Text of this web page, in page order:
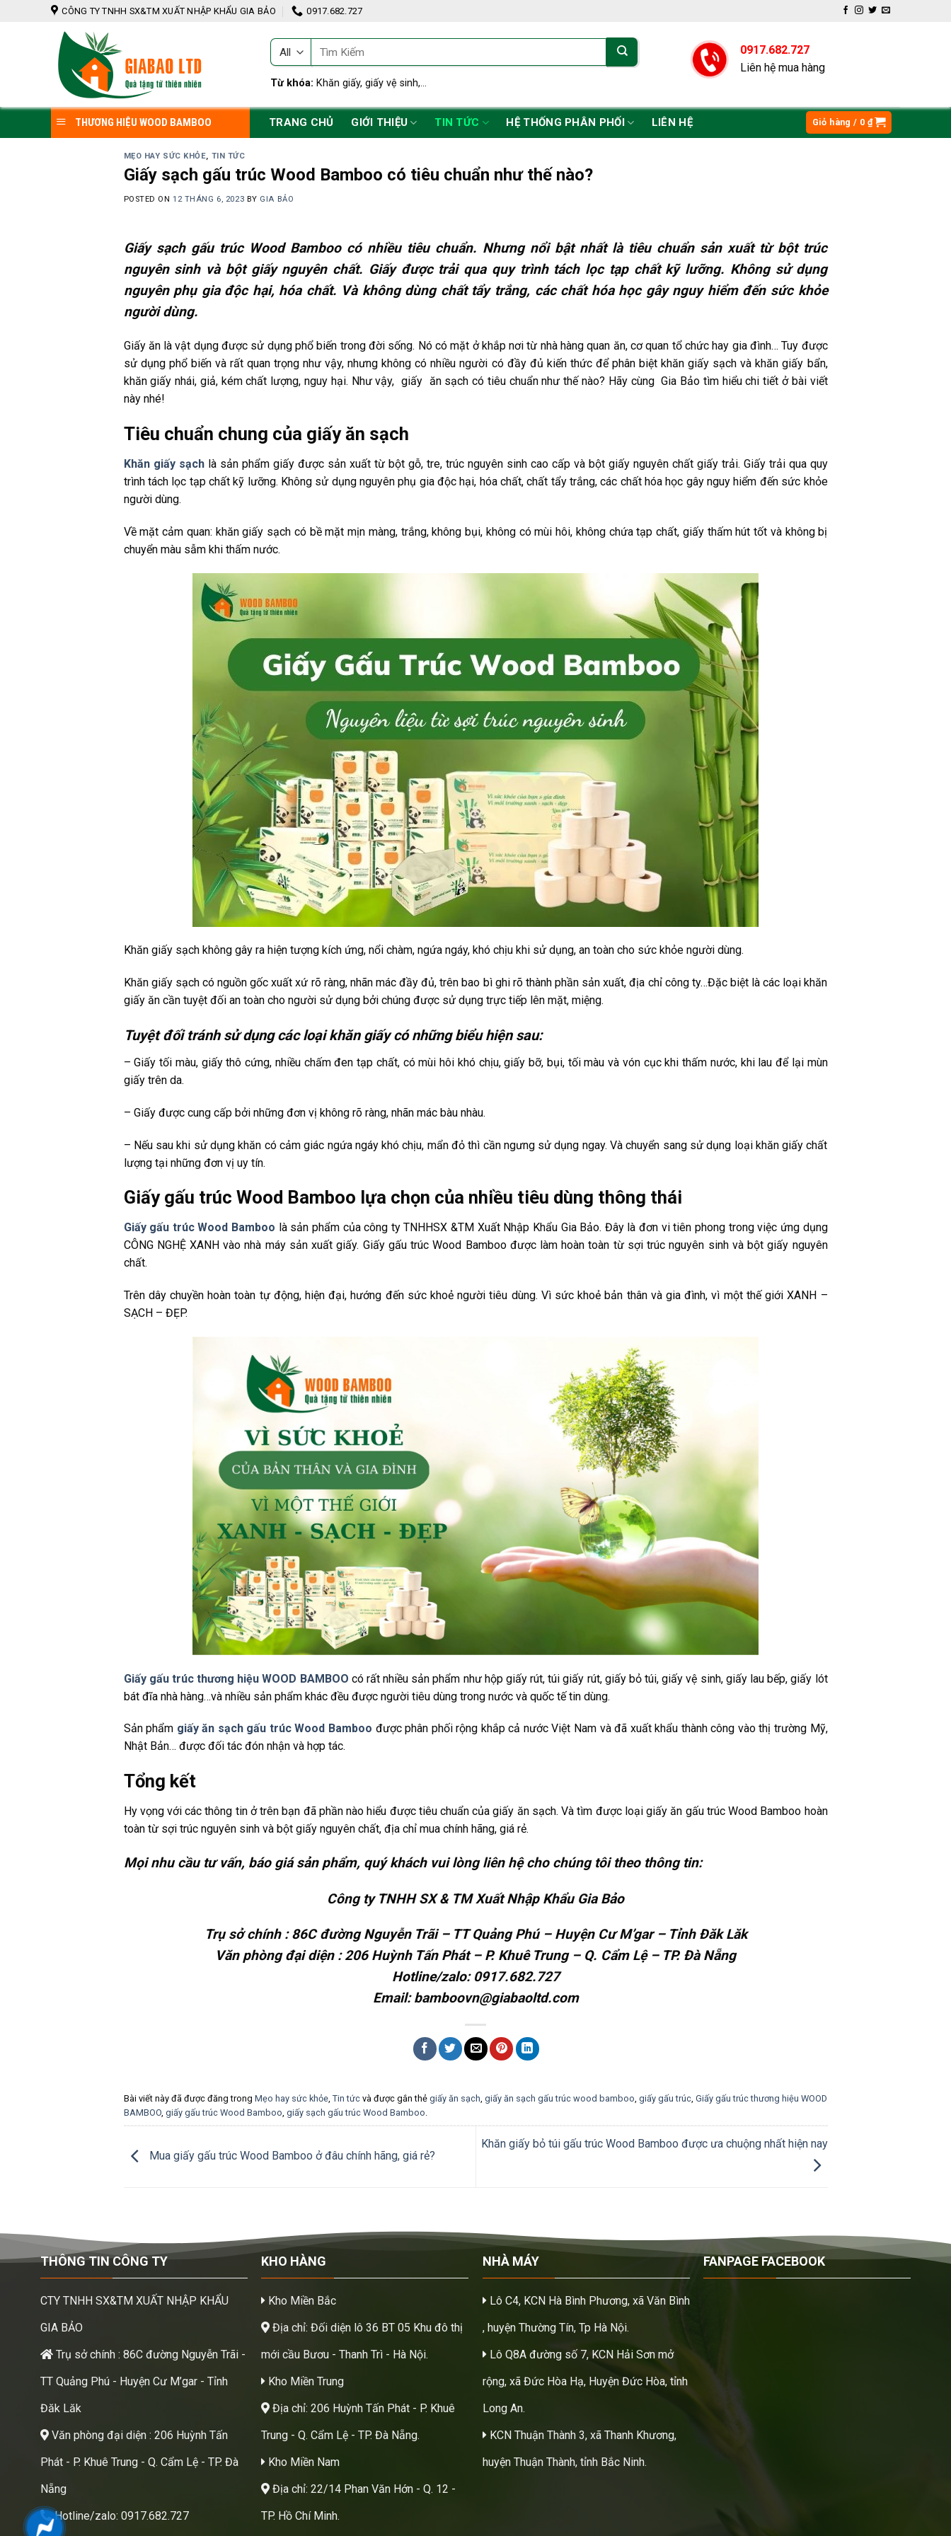
CÔNG TY TNHH SX&TM XUẤT NHẬP KHẨU GIA BẢO 0917.682.727
Tìm
Từ khóa: Khăn giấy, giấy vệ sinh,...
0917.682.727
Liên hệ mua hàng
THƯƠNG HIỆU WOOD BAMBOO TRANG CHỦ GIỚI THIỆU TIN TỨC HỆ THỐNG PHÂN PHỐI LIÊN HỆ Giỏ hàng / 0 ₫
MẸO HAY SỨC KHỎE, TIN TỨC
Giấy sạch gấu trúc Wood Bamboo có tiêu chuẩn như thế nào?
POSTED ON12 THÁNG 6, 2023 BY GIA BẢO
Giấy sạch gấu trúc Wood Bamboo có nhiều tiêu chuẩn. Nhưng nổi bật nhất là tiêu chuẩn sản xuất từ bột trúc
nguyên sinh và bột giấy nguyên chất. Giấy được trải qua quy trình tách lọc tạp chất kỹ lưỡng. Không sử dụng
nguyên phụ gia độc hại, hóa chất. Và không dùng chất tẩy trắng, các chất hóa học gây nguy hiểm đến sức khỏe
người dùng.
Giấy ăn là vật dụng được sử dụng phổ biến trong đời sống. Nó có mặt ở khắp nơi từ nhà hàng quan ăn, cơ quan tổ chức hay gia đình… Tuy được
sử dụng phổ biến và rất quan trọng như vậy, nhưng không có nhiều người có đầy đủ kiến thức để phân biệt khăn giấy sạch và khăn giấy bẩn,
khăn giấy nhái, giả, kém chất lượng, nguy hại. Như vậy, giấy ăn sạch có tiêu chuẩn như thế nào? Hãy cùng Gia Bảo tìm hiểu chi tiết ở bài viết
này nhé!
Tiêu chuẩn chung của giấy ăn sạch
Khăn giấy sạchlà sản phẩm giấy được sản xuất từ bột gỗ, tre, trúc nguyên sinh cao cấp và bột giấy nguyên chất giấy trải. Giấy trải qua quy
trình tách lọc tạp chất kỹ lưỡng. Không sử dụng nguyên phụ gia độc hại, hóa chất, chất tẩy trắng, các chất hóa học gây nguy hiểm đến sức khỏe
người dùng.
Về mặt cảm quan: khăn giấy sạch có bề mặt mịn màng, trắng, không bụi, không có mùi hôi, không chứa tạp chất, giấy thấm hút tốt và không bị
chuyển màu sẫm khi thấm nước.
Khăn giấy sạch không gây ra hiện tượng kích ứng, nổi chàm, ngứa ngáy, khó chịu khi sử dụng, an toàn cho sức khỏe người dùng.
Khăn giấy sạch có nguồn gốc xuất xứ rõ ràng, nhãn mác đầy đủ, trên bao bì ghi rõ thành phần sản xuất, địa chỉ công ty…Đặc biệt là các loại khăn
giấy ăn cần tuyệt đối an toàn cho người sử dụng bởi chúng được sử dụng trực tiếp lên mặt, miệng.
Tuyệt đối tránh sử dụng các loại khăn giấy có những biểu hiện sau:
– Giấy tối màu, giấy thô cứng, nhiều chấm đen tạp chất, có mùi hôi khó chịu, giấy bỡ, bụi, tối màu và vón cục khi thấm nước, khi lau để lại mùn
giấy trên da.
– Giấy được cung cấp bởi những đơn vị không rõ ràng, nhãn mác bàu nhàu.
– Nếu sau khi sử dụng khăn có cảm giác ngứa ngáy khó chịu, mẩn đỏ thì cần ngưng sử dụng ngay. Và chuyển sang sử dụng loại khăn giấy chất
lượng tại những đơn vị uy tín.
Giấy gấu trúc Wood Bamboo lựa chọn của nhiều tiêu dùng thông thái
Giấy gấu trúc Wood Bamboo là sản phẩm của công ty TNHHSX &TM Xuất Nhập Khẩu Gia Bảo. Đây là đơn vi tiên phong trong việc ứng dụng
CÔNG NGHỆ XANH vào nhà máy sản xuất giấy. Giấy gấu trúc Wood Bamboo được làm hoàn toàn từ sợi trúc nguyên sinh và bột giấy nguyên
chất.
Trên dây chuyền hoàn toàn tự động, hiện đại, hướng đến sức khoẻ người tiêu dùng. Vì sức khoẻ bản thân và gia đình, vì một thế giới XANH –
SẠCH – ĐẸP.
Giấy gấu trúc thương hiệu WOOD BAMBOO có rất nhiều sản phẩm như hộp giấy rút, túi giấy rút, giấy bỏ túi, giấy vệ sinh, giấy lau bếp, giấy lót
bát đĩa nhà hàng…và nhiều sản phẩm khác đều được người tiêu dùng trong nước và quốc tế tin dùng.
Sản phẩm giấy ăn sạch gấu trúc Wood Bamboo được phân phối rộng khắp cả nước Việt Nam và đã xuất khẩu thành công vào thị trường Mỹ,
Nhật Bản… được đối tác đón nhận và hợp tác.
Tổng kết
Hy vọng với các thông tin ở trên bạn đã phần nào hiểu được tiêu chuẩn của giấy ăn sạch. Và tìm được loại giấy ăn gấu trúc Wood Bamboo hoàn
toàn từ sợi trúc nguyên sinh và bột giấy nguyên chất, địa chỉ mua chính hãng, giá rẻ.
Mọi nhu cầu tư vấn, báo giá sản phẩm, quý khách vui lòng liên hệ cho chúng tôi theo thông tin:
Công ty TNHH SX & TM Xuất Nhập Khẩu Gia Bảo
Trụ sở chính : 86C đường Nguyễn Trãi – TT Quảng Phú – Huyện Cư M’gar – Tỉnh Đăk Lăk
Văn phòng đại diện : 206 Huỳnh Tấn Phát – P. Khuê Trung – Q. Cẩm Lệ – TP. Đà Nẵng
Hotline/zalo: 0917.682.727
Email: bamboovn@giabaoltd.com
Bài viết này đã được đăng trong Mẹo hay sức khỏe, Tin tứcvà được gắn thẻ giấy ăn sạch giấy ăn sạch gấu trúc wood bamboo giấy gấu trúc, Giấy gấu trúc thương hiệu WOOD
BAMBOO, giấy gấu trúc Wood Bamboo giấy sạch gấu trúc Wood Bamboo
Mua giấy gấu trúc Wood Bamboo ở đâu chính hãng, giá rẻ?
Khăn giấy bỏ túi gấu trúc Wood Bamboo được ưa chuộng nhất hiện nay
THÔNG TIN CÔNG TY
CTY TNHH SX&TM XUẤT NHẬP KHẨU
GIA BẢO
Trụ sở chính : 86C đường Nguyễn Trãi -
TT Quảng Phú - Huyện Cư M’gar - Tỉnh
Đăk Lăk
Văn phòng đại diện : 206 Huỳnh Tấn
Phát - P. Khuê Trung - Q. Cẩm Lệ - TP. Đà
Nẵng
Hotline/zalo: 0917.682.727
KHO HÀNG
Kho Miền Bắc
Địa chỉ: Đối diện lô 36 BT 05 Khu đô thị
mới cầu Bươu - Thanh Trì - Hà Nội.
Kho Miền Trung
Địa chỉ: 206 Huỳnh Tấn Phát - P. Khuê
Trung - Q. Cẩm Lệ - TP. Đà Nẵng.
Kho Miền Nam
Địa chỉ: 22/14 Phan Văn Hớn - Q. 12 -
TP. Hồ Chí Minh.
NHÀ MÁY
Lô C4, KCN Hà Bình Phương, xã Văn Bình
, huyện Thường Tín, Tp Hà Nội.
Lô Q8A đường số 7, KCN Hải Sơn mở
rộng, xã Đức Hòa Hạ, Huyện Đức Hòa, tỉnh
Long An.
KCN Thuận Thành 3, xã Thanh Khương,
huyện Thuận Thành, tỉnh Bắc Ninh.
FANPAGE FACEBOOK